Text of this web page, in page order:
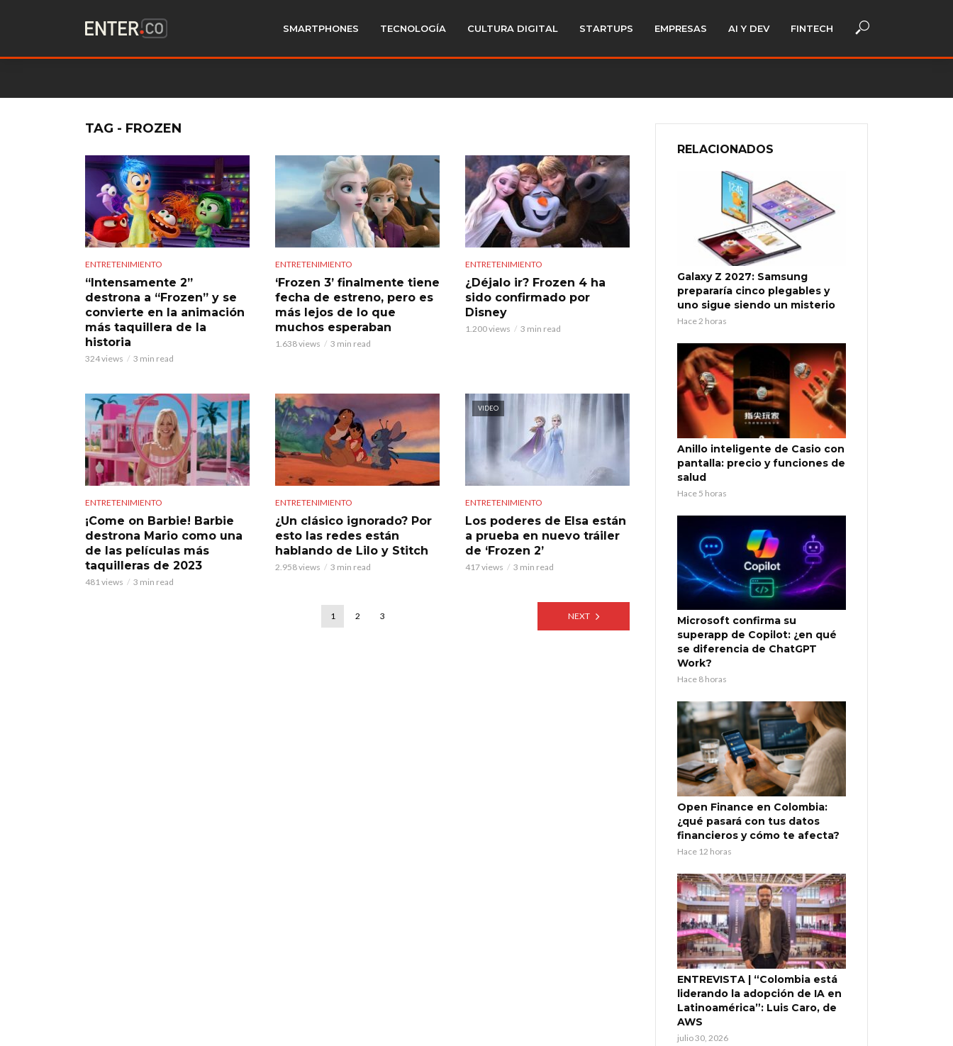
SMARTPHONES TECNOLOGÍA CULTURA DIGITAL STARTUPS EMPRESAS AI Y DEV FINTECH
TAG - FROZEN
ENTRETENIMIENTO
“Intensamente 2”
destrona a “Frozen” y se
convierte en la animación
más taquillera de la
historia
324 views 3 min read
ENTRETENIMIENTO
‘Frozen 3’ finalmente tiene
fecha de estreno, pero es
más lejos de lo que
muchos esperaban
1.638 views 3 min read
ENTRETENIMIENTO
¿Déjalo ir? Frozen 4 ha
sido confirmado por
Disney
1.200 views 3 min read
ENTRETENIMIENTO
¡Come on Barbie! Barbie
destrona Mario como una
de las películas más
taquilleras de 2023
481 views 3 min read
ENTRETENIMIENTO
¿Un clásico ignorado? Por
esto las redes están
hablando de Lilo y Stitch
2.958 views 3 min read
VIDEO
ENTRETENIMIENTO
Los poderes de Elsa están
a prueba en nuevo tráiler
de ‘Frozen 2’
417 views 3 min read
1 2 3 NEXT
RELACIONADOS
Galaxy Z 2027: Samsung
prepararía cinco plegables y
uno sigue siendo un misterio
Hace 2 horas
Anillo inteligente de Casio con
pantalla: precio y funciones de
salud
Hace 5 horas
Microsoft confirma su
superapp de Copilot: ¿en qué
se diferencia de ChatGPT
Work?
Hace 8 horas
Open Finance en Colombia:
¿qué pasará con tus datos
financieros y cómo te afecta?
Hace 12 horas
ENTREVISTA | “Colombia está
liderando la adopción de IA en
Latinoamérica”: Luis Caro, de
AWS
julio 30, 2026